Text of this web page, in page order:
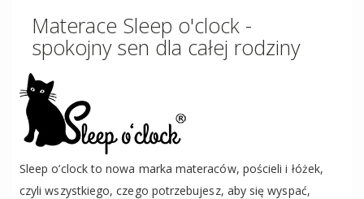
Materace Sleep o'clock -
spokojny sen dla całej rodziny
Sleep o’clock to nowa marka materaców, pościeli i łóżek,
czyli wszystkiego, czego potrzebujesz, aby się wyspać,